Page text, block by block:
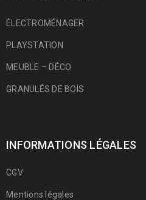
ÉLECTROMÉNAGER
PLAYSTATION
MEUBLE – DÉCO
GRANULÉS DE BOIS
INFORMATIONS LÉGALES
CGV
Mentions légales